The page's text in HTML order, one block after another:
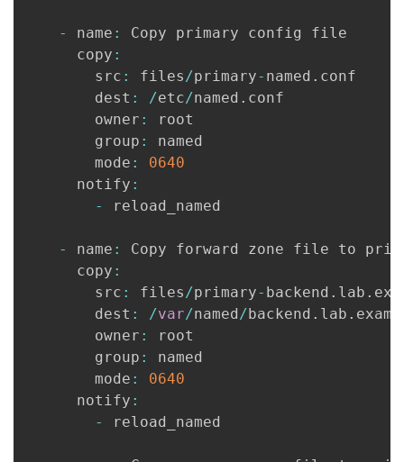
- name :
Copy primary config file
      copy
:
        src
: files/primary- named . conf
        dest
: /etc/named . conf
        owner
:
root
        group
:
named
        mode
:
0640
      notify
:
-
reload_named
- name :
Copy forward zone file to
      copy
:
        src
: files/primary- backend . lab .
        dest
: /var/named/backend . lab .
        owner
:
root
        group
:
named
        mode
:
0640
      notify
:
-
reload_named